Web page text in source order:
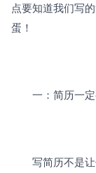
点要知道我们写
蛋！
一：简历一定
写简历不是让